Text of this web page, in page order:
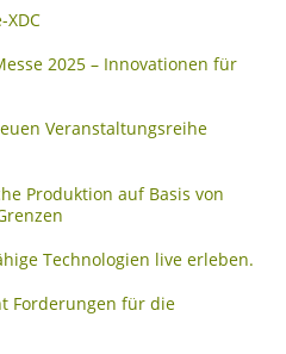
2025 – Innovationen für
Veranstaltungsreihe
Produktion auf Basis von
Technologien live erleben.
Forderungen für die